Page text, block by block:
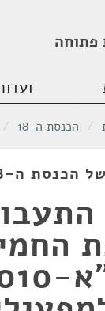
פתוחה
/ הכנסת ה-18 /
18 מתאריך 10/11/2010